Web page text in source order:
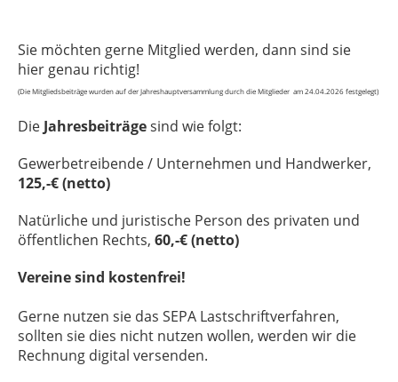
Sie möchten gerne Mitglied werden, dann sind sie
hier genau richtig!
(Die Mitgliedsbeiträge wurden auf der Jahreshauptversammlung durch die Mitglieder am 24.04.2026 festgelegt)
Die Jahresbeiträgesind wie folgt:
Gewerbetreibende / Unternehmen und Handwerker,
125,-€ (netto)
Natürliche und juristische Person des privaten und
öffentlichen Rechts, 60,-€ (netto)
Vereine sind kostenfrei!
Gerne nutzen sie das SEPA Lastschriftverfahren,
sollten sie dies nicht nutzen wollen, werden wir die
Rechnung digital versenden.